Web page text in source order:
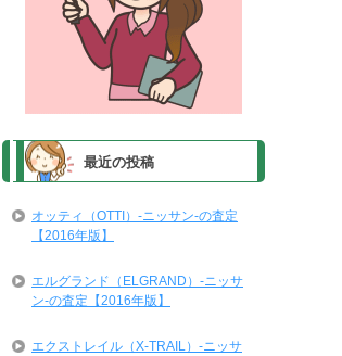
最近の投稿
オッティ（OTTI）-ニッサン-の査定
【2016年版】
エルグランド（ELGRAND）-ニッサ
ン-の査定【2016年版】
エクストレイル（X-TRAIL）-ニッサ